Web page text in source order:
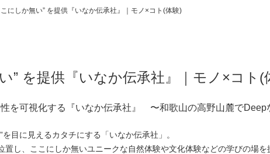
こにしか無い” を提供『いなか伝承社』｜モノ×コト(体験)
” を提供『いなか伝承社』｜モノ×コト(
を可視化する『いなか伝承社』 〜和歌山の高野山麓でDeep
目に見えるカタチにする「いなか伝承社」。
置し、ここにしか無いユニークな自然体験や文化体験などの学びの場